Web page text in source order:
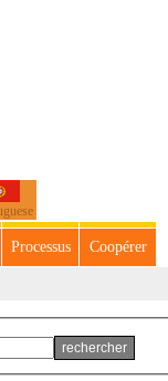
Processus Coopérer